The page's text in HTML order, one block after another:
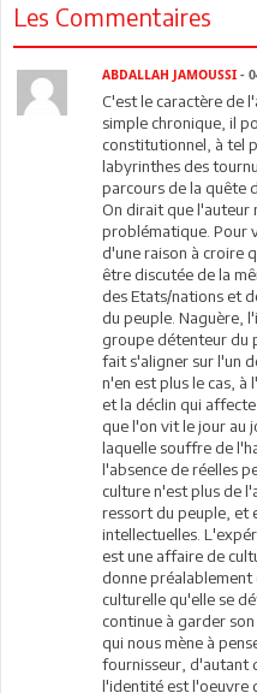
Les Commentaires
ABDALLAH JAMOUSSI -
C'est le caractère de
simple chronique, il
constitutionnel, à tel
labyrinthes des
parcours de la quête
On dirait que l'auteur
problématique. Pour
d'une raison à croire
être discutée de la
des Etats/nations et
du peuple. Naguère,
groupe détenteur du
fait s'aligner sur l'un
n'en est plus le cas,
et la déclin qui
que l'on vit le jour au
laquelle souffre de
l'absence de réelles
culture n'est plus de
ressort du peuple, et
intellectuelles.
est une affaire de
donne
culturelle qu'elle se
continue à garder
qui nous mène à
fournisseur, d'autant
l'identité est l'oeuvre